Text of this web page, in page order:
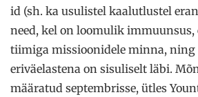
id (sh. ka usulistel kaalutlustel
need, kel on loomulik immuunsus,
tiimiga missioonidele minna, ning
eriväelastena on sisuliselt läbi.
määratud septembrisse, ütles